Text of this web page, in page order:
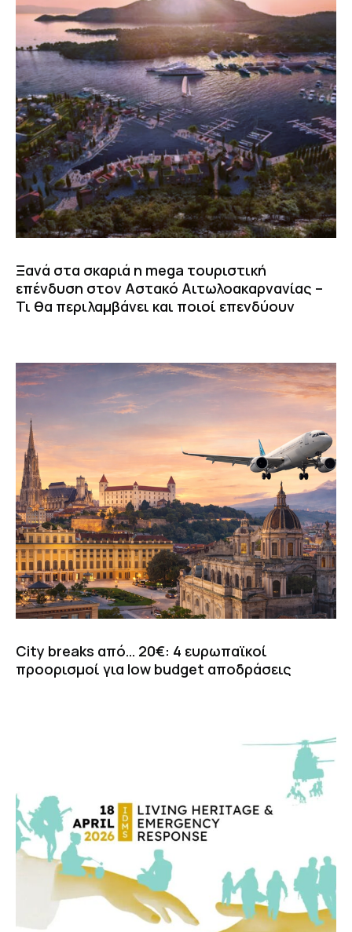
Ξανά στα σκαριά η mega τουριστική
επένδυση στον Αστακό Αιτωλοακαρνανίας –
Τι θα περιλαμβάνει και ποιοί επενδύουν
City breaks από… 20€: 4 ευρωπαϊκοί
προορισμοί για low budget αποδράσεις